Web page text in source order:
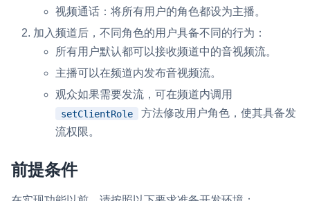
对实时音频和视频画面进行风险识别，并联动回调和业务处置流
程
一站式实时互动模块的选型、购买、账号打通
SDK 拓展插件
拓展 SDK 能力，打造更具个性化的音视频互动效果
媒体服务
使用录制、推流、拉流等服务丰富互动体验
云端录制
本地服务端录制
旁路推流
视频通话：将所有用户的角色都设为主播。
加入频道后，不同角色的用户具备不同的行为：
所有用户默认都可以接收频道中的音视频流。
主播可以在频道内发布音视频流。
观众如果需要发流，可在频道内调用
setClientRole
方法修改用户角色，使其具备发
流权限。
前提条件